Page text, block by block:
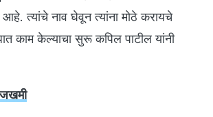
त्यांचे नाव घेवून त्यांना मोठे करायचे
काम केल्याचा सुरू कपिल पाटील यांनी